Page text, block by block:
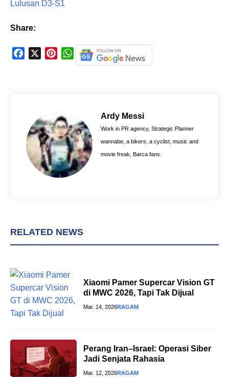
Lulusan D3-S1
Share:
k
r
e
s
W
h
p
p
Ardy Messi
Work in PR agency, Strategic Planner
wannabe, a bikers, a cyclist, music and
movie freak, Barca fans.
RELATED NEWS
Xiaomi Pamer Supercar Vision GT
di MWC 2026, Tapi Tak Dijual
Mar. 14, 2026RAGAM
Perang Iran–Israel: Operasi Siber
Jadi Senjata Rahasia
Mar. 12, 2026RAGAM